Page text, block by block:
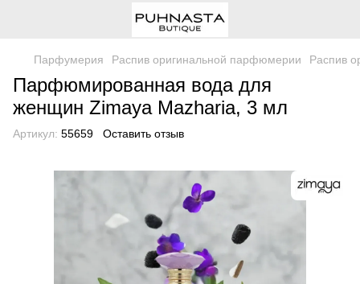
Парфумерия Распив оригинальной парфюмерии Распив
Парфюмированная вода для
женщин Zimaya Mazharia, 3 мл
Артикул: 55659 Оставить отзыв